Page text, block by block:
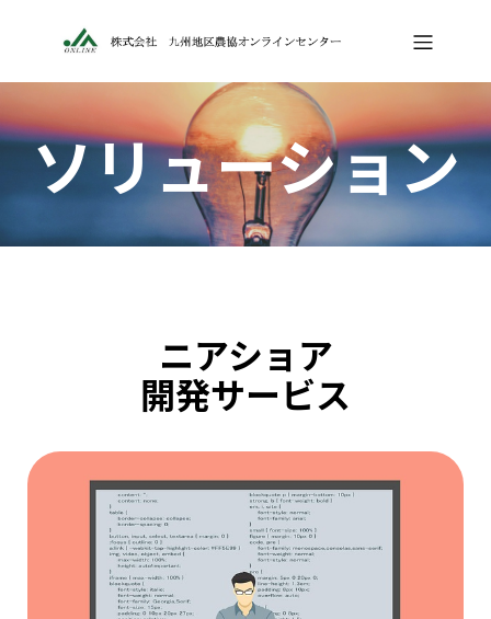
ソリューション
ニアショア
開発サービス